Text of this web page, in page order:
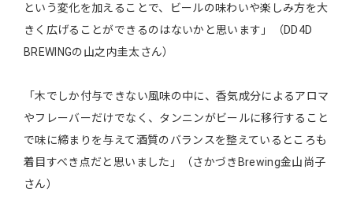
という変化を加えることで、ビールの味わいや楽しみ方を大
きく広げることができるのはないかと思います」（DD4D
BREWINGの山之内圭太さん）
「木でしか付与できない風味の中に、香気成分によるアロマ
やフレーバーだけでなく、タンニンがビールに移行すること
で味に締まりを与えて酒質のバランスを整えているところも
着目すべき点だと思いました」（さかづきBrewing金山尚子
さん）